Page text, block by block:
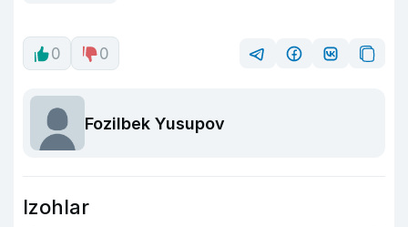
0 0
Fozilbek Yusupov
Izohlar